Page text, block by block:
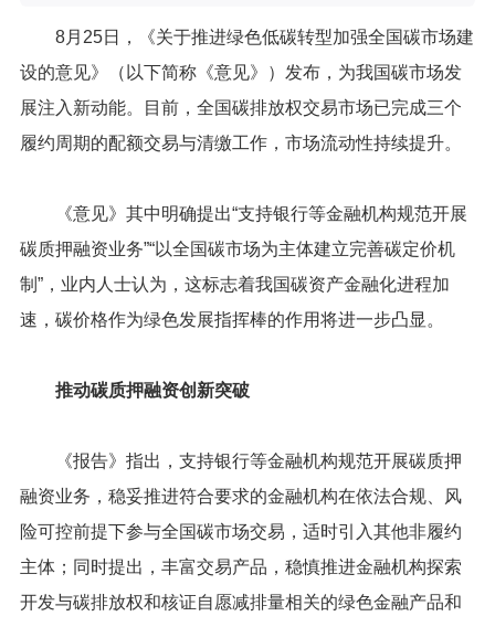
8月25日，《关于推进绿色低碳转型加强全国碳市场建
设的意见》（以下简称《意见》）发布，为我国碳市场发
展注入新动能。目前，全国碳排放权交易市场已完成三个
履约周期的配额交易与清缴工作，市场流动性持续提升。
《意见》其中明确提出“支持银行等金融机构规范开展
碳质押融资业务”“以全国碳市场为主体建立完善碳定价机
制”，业内人士认为，这标志着我国碳资产金融化进程加
速，碳价格作为绿色发展指挥棒的作用将进一步凸显。
推动碳质押融资创新突破
《报告》指出，支持银行等金融机构规范开展碳质押
融资业务，稳妥推进符合要求的金融机构在依法合规、风
险可控前提下参与全国碳市场交易，适时引入其他非履约
主体；同时提出，丰富交易产品，稳慎推进金融机构探索
开发与碳排放权和核证自愿减排量相关的绿色金融产品和